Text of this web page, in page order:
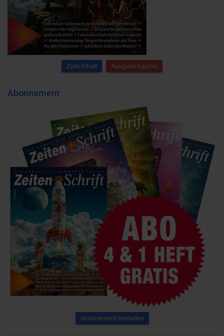
Zum Inhalt Ausgabe kaufen
Abonnement
Abonnement bestellen